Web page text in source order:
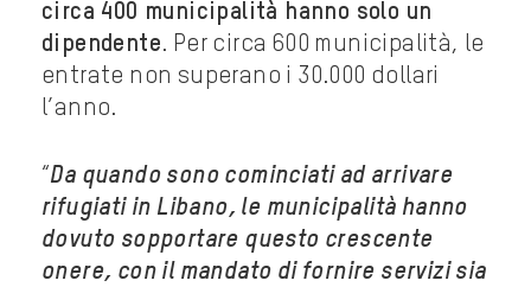
circa 400 municipalità hanno solo un
dipendente. Per circa 600 municipalità, le
entrate non superano i 30.000 dollari
l’anno.
“Da quando sono cominciati ad arrivare
rifugiati in Libano, le municipalità hanno
dovuto sopportare questo crescente
onere, con il mandato di fornire servizi sia